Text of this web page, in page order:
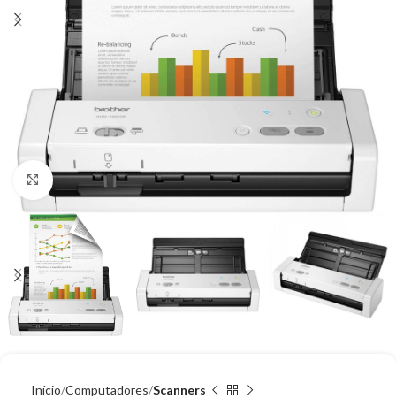
Clique para ampliar
Início Computadores Scanners